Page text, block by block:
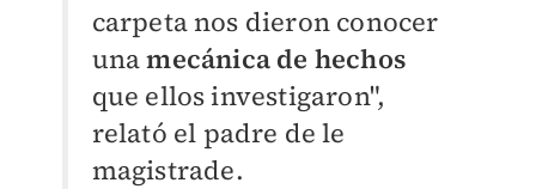
carpeta nos dieron conocer
unamecánica de hechos
que ellos investigaron",
relató el padre de le
magistrade.